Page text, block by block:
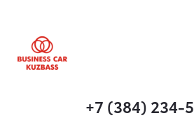
+7 (384) 234-